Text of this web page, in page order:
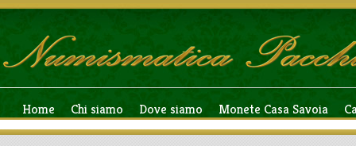
Home Chi siamo Dove siamo Monete Casa Savoia